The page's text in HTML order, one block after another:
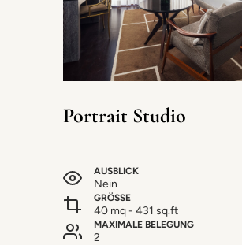
Portrait Studio
AUSBLICK
Nein
GRÖSSE
40 mq - 431 sq.ft
MAXIMALE BELEGUNG
2